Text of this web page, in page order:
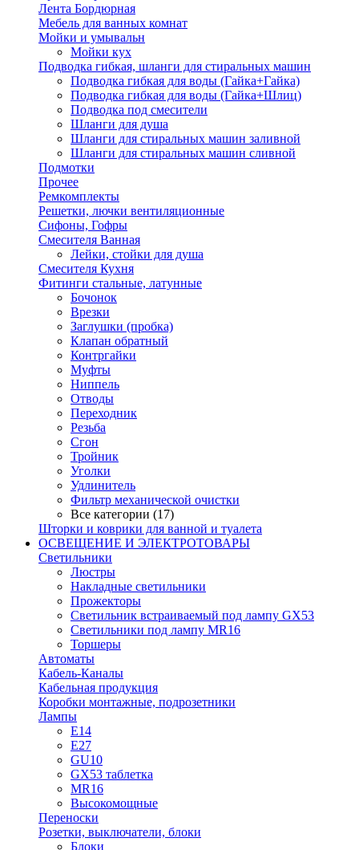
Лента Бордюрная
Мебель для ванных комнат
Мойки и умывальн
Мойки кух
Подводка гибкая, шланги для стиральных машин
Подводка гибкая для воды (Гайка+Гайка)
Подводка гибкая для воды (Гайка+Шлиц)
Подводка под смесители
Шланги для душа
Шланги для стиральных машин заливной
Шланги для стиральных машин сливной
Подмотки
Прочее
Ремкомплекты
Решетки, лючки вентиляционные
Сифоны, Гофры
Смесителя Ванная
Лейки, стойки для душа
Смесителя Кухня
Фитинги стальные, латунные
Бочонок
Врезки
Заглушки (пробка)
Клапан обратный
Контргайки
Муфты
Ниппель
Отводы
Переходник
Резьба
Сгон
Тройник
Уголки
Удлинитель
Фильтр механической очистки
Все категории (17)
Шторки и коврики для ванной и туалета
ОСВЕЩЕНИЕ И ЭЛЕКТРОТОВАРЫ
Светильники
Люстры
Накладные светильники
Прожекторы
Светильник встраиваемый под лампу GX53
Светильники под лампу MR16
Торшеры
Автоматы
Кабель-Каналы
Кабельная продукция
Коробки монтажные, подрозетники
Лампы
E14
E27
GU10
GX53 таблетка
MR16
Высокомощные
Переноски
Розетки, выключатели, блоки
Блоки